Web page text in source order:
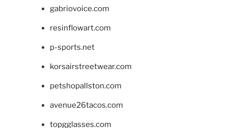
gabriovoice.com
resinflowart.com
p-sports.net
korsairstreetwear.com
petshopallston.com
avenue26tacos.com
topgglasses.com